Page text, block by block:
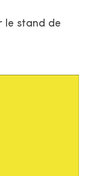
le stand de